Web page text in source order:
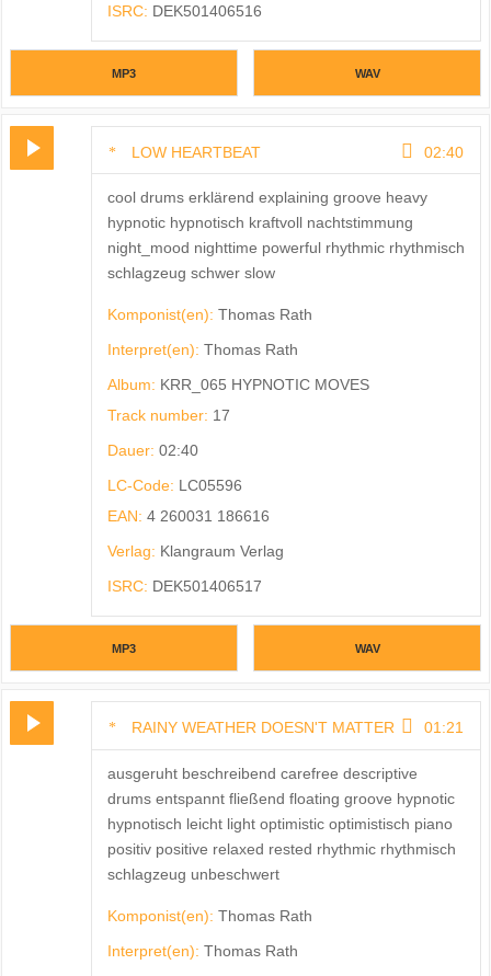
ISRC: DEK501406516
MP3 WAV
LOW HEARTBEAT 02:40
cool drums erklärend explaining groove heavy
hypnotic hypnotisch kraftvoll nachtstimmung
night_mood nighttime powerful rhythmic rhythmisch
schlagzeug schwer slow
Komponist(en): Thomas Rath
Interpret(en): Thomas Rath
Album: KRR_065 HYPNOTIC MOVES
Track number: 17
Dauer: 02:40
LC-Code: LC05596
EAN: 4 260031 186616
Verlag: Klangraum Verlag
ISRC: DEK501406517
MP3 WAV
RAINY WEATHER DOESN'T MATTER 01:21
ausgeruht beschreibend carefree descriptive
drums entspannt fließend floating groove hypnotic
hypnotisch leicht light optimistic optimistisch piano
positiv positive relaxed rested rhythmic rhythmisch
schlagzeug unbeschwert
Komponist(en): Thomas Rath
Interpret(en): Thomas Rath